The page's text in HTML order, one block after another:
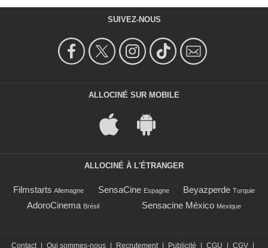
SUIVEZ-NOUS
ALLOCINÉ SUR MOBILE
ALLOCINÉ À L'ÉTRANGER
Filmstarts Allemagne SensaCine Espagne Beyazperde Turquie
AdoroCinema Brésil Sensacine México Mexique
Contact | Qui sommes-nous | Recrutement | Publicité | CGU | CGV |